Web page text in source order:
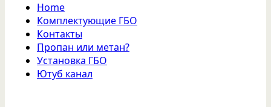
Home
Комплектующие ГБО
Контакты
Пропан или метан?
Установка ГБО
Ютуб канал